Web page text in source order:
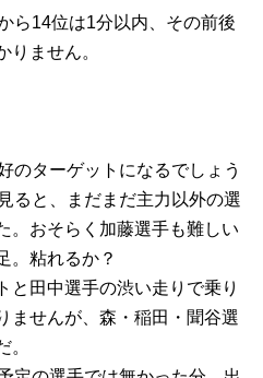
ら14位は1分以内、その前後
りません。
のターゲットになるでしょう
ると、まだまだ主力以外の選
。おそらく加藤選手も難しい
。粘れるか？
と田中選手の渋い走りで乗り
ませんが、森・稲田・聞谷選
。